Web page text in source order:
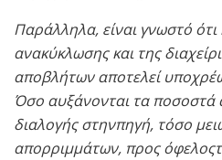
Παράλληλα, είναι γνωστό
ανακύκλωσης και της
αποβλήτων αποτελεί
Όσο αυξάνονται τα ποσοστά
διαλογής στηνπηγή, τόσο
απορριμμάτων, προς